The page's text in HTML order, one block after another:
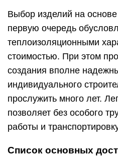
Выбор изделий на основе
первую очередь
теплоизоляционными
стоимостью. При этом
создания вполне
индивидуального
прослужить много лет.
позволяет без особого
работы и
Список основных